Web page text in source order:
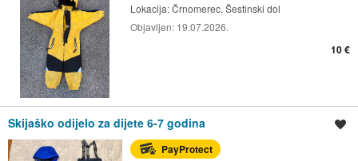
Lokacija:Črnomerec, Šestinski dol
Objavljen: 19.07.2026.
10 €
Skijaško odijelo za dijete 6-7 godina
PayProtect